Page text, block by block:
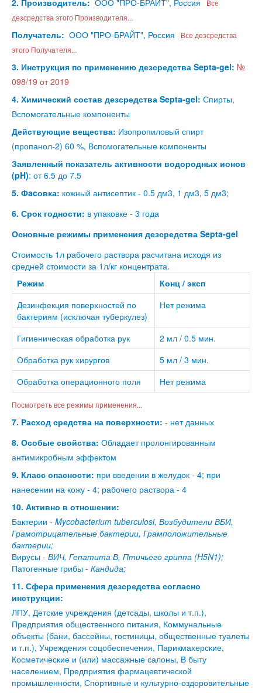
2. Производитель: ООО "ПРО-БРАЙТ", Россия
Все
дезсредства этого Производителя...
Получатель: ООО "ПРО-БРАЙТ", Россия
Все дезсредства
этого Получателя...
3. Инструкция по применению дезсредства Septa-gel: №
098/19 от 2019
4. Химический состав дезсредства Septa-gel: Спирты,
Вспомогательные компоненты
Действующие вещества: Изопропиловый спирт
(пропанол-2) 60 %, Вспомогательные компоненты
Заявленный показатель активности водородных ионов
(pH): от 6.5 до 7.5
5. Фacовка: кожный антисептик - 0.5 дм3, 1 дм3, 5 дм3;
6. Срок годности: в упаковке - 3 года
Основные режимы применения дезсредства Septa-gel
Стоимость 1л рабочего раствора расчитана исходя из
средней стоимости за 1л/кг концентрата.
Режим
Конц / эксп
Дезинфекция поверхностей по
бактериям (исключая туберкулез)
Нет режима
Гигиеническая обработка рук
2 мл / 0.5 мин.
Обработка рук хирургов
5 мл / 3 мин.
Обработка операционного поля
Нет режима
Посмотреть все режимы применения...
7. Расход средства на поверхности: - нет данных
8. Особые свойства: Обладает пролонгированным
антимикробным эффектом
9. Класс опасности: при введении в желудок - 4; при
нанесении на кожу - 4; рабочего раствора - 4
10. Активно в отношении:
Бактерии - Mycobacterium tuberculosi, Возбудители ВБИ,
Грамотрицательные бактерии, Грамположительные
бактерии;
Вирусы - ВИЧ, Гепатита В, Птичьего гриппа (H5N1);
Патогенные грибы - Кандида;
11. Сфера применения дезсредства согласно
инструкции:
ЛПУ, Детские учреждения (детсады, школы и т.п.),
Предприятия общественного питания, Коммунальные
объекты (бани, бассейны, гостиницы, общественные туалеты
и т.п.), Учреждения соцобеспечения, Парикмахерские,
Косметические и (или) массажные салоны, В быту
населением, Предприятия фармацевтической
промышленности, Спортивные и культурно-оздоровительные